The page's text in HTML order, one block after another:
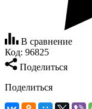
В сравнение
Код: 96825
Поделиться
Поделиться